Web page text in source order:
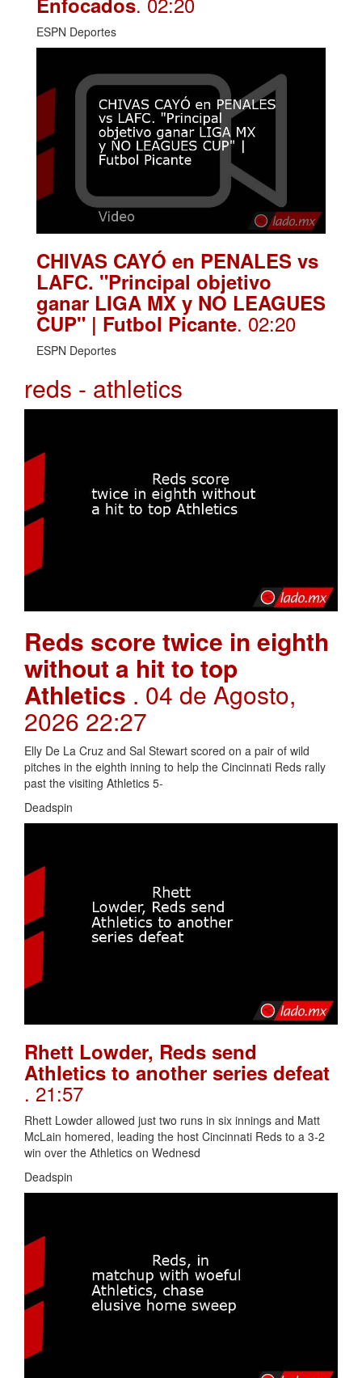
ESPN Deportes
CHIVAS CAYÓ en PENALES vs
LAFC. "Principal objetivo
ganar LIGA MX y NO LEAGUES
CUP" | Futbol Picante. 02:20
ESPN Deportes
reds - athletics
Reds score twice in eighth
without a hit to top
Athletics . 04 de Agosto,
2026 22:27
Elly De La Cruz and Sal Stewart scored on a pair of wild
pitches in the eighth inning to help the Cincinnati Reds rally
past the visiting Athletics 5-
Deadspin
Rhett Lowder, Reds send
Athletics to another series defeat
. 21:57
Rhett Lowder allowed just two runs in six innings and Matt
McLain homered, leading the host Cincinnati Reds to a 3-2
win over the Athletics on Wednesd
Deadspin